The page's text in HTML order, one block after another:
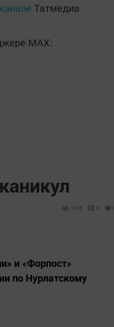
Татмедиа
MАХ:
1605 0
и «Форпост»
по Нурлатскому